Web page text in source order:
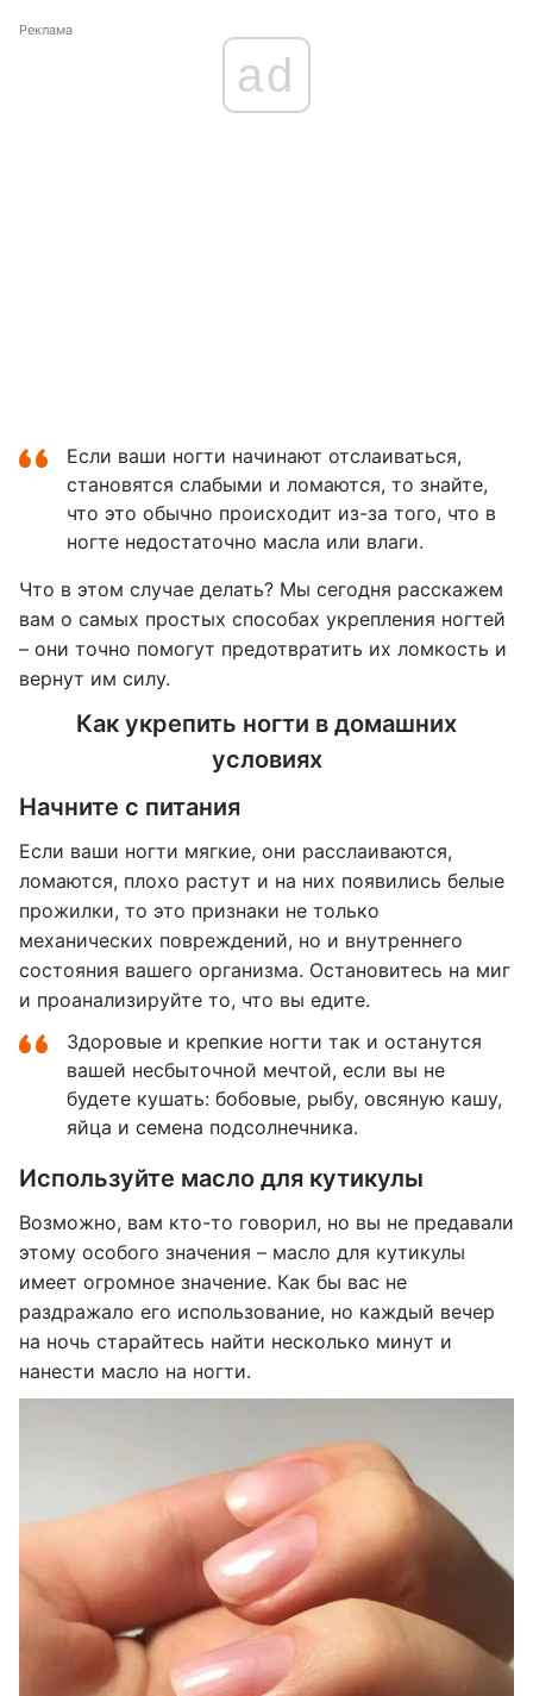
Реклама
ad
Если ваши ногти начинают отслаиваться,
становятся слабыми и ломаются, то знайте,
что это обычно происходит из-за того, что в
ногте недостаточно масла или влаги.
Что в этом случае делать? Мы сегодня расскажем
вам о самых простых способах укрепления ногтей
– они точно помогут предотвратить их ломкость и
вернут им силу.
Как укрепить ногти в домашних
условиях
Начните с питания
Если ваши ногти мягкие, они расслаиваются,
ломаются, плохо растут и на них появились белые
прожилки, то это признаки не только
механических повреждений, но и внутреннего
состояния вашего организма. Остановитесь на миг
и проанализируйте то, что вы едите.
Здоровые и крепкие ногти так и останутся
вашей несбыточной мечтой, если вы не
будете кушать: бобовые, рыбу, овсяную кашу,
яйца и семена подсолнечника.
Используйте масло для кутикулы
Возможно, вам кто-то говорил, но вы не предавали
этому особого значения – масло для кутикулы
имеет огромное значение. Как бы вас не
раздражало его использование, но каждый вечер
на ночь старайтесь найти несколько минут и
нанести масло на ногти.